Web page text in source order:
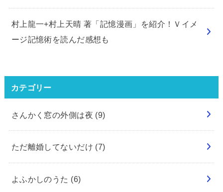
村上龍一+村上天晴 著「記憶漫画」を紹介！Ｖイメ
ージ記憶術を読んだ感想も
カテゴリー
さんかく窓の外側は夜 (9)
ただ離婚してないだけ (7)
よふかしのうた (6)